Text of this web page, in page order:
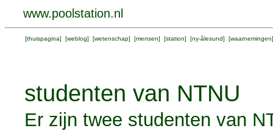
www.poolstation.nl
[thuispagina] [weblog] [wetenschap] [mensen] [station] [ny-ålesund] [waarnemingen
studenten van NTNU
Er zijn twee studenten van